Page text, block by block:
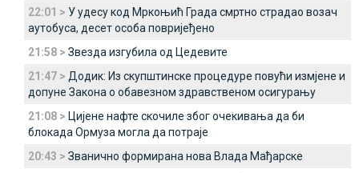
22:01 > У удесу код Мркоњић Града смртно страдао возач
аутобуса, десет особа повријеђено
21:58 > Звезда изгубила од Цедевите
21:47 > Додик: Из скупштинске процедуре повући измјене и
допуне Закона о обавезном здравственом осигурању
21:08 > Цијене нафте скочиле због очекивања да би
блокада Ормуза могла да потраје
20:43 > Званично формирана нова Влада Мађарске